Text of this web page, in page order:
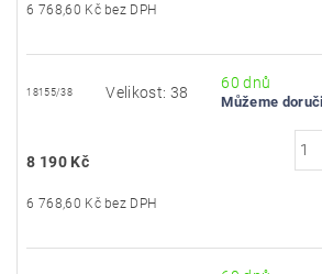
6 768,60 Kč bez DPH
18155/38 Velikost: 38
60 dnů
Můžeme
8 190 Kč
6 768,60 Kč bez DPH